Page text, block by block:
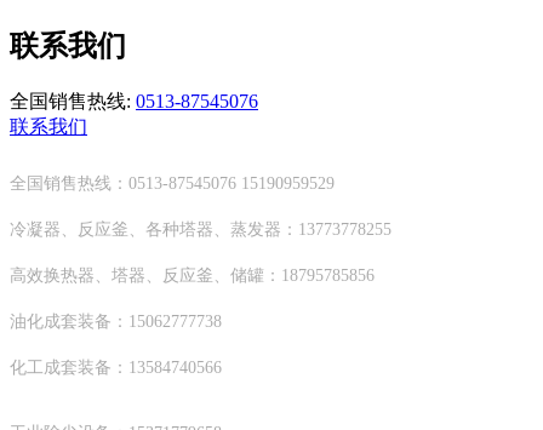
联系我们
全国销售热线: 0513-87545076
联系我们
全国销售热线：0513-87545076 15190959529
冷凝器、反应釜、各种塔器、蒸发器：13773778255
高效换热器、塔器、反应釜、储罐：18795785856
油化成套装备：15062777738
化工成套装备：13584740566